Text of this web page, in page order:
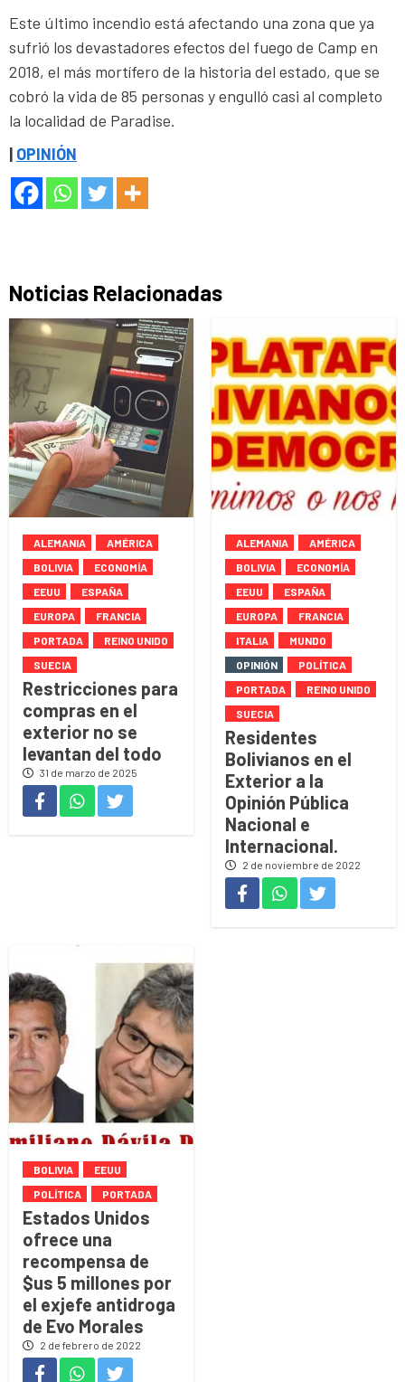
Este último incendio está afectando una zona que ya
sufrió los devastadores efectos del fuego de Camp en
2018, el más mortífero de la historia del estado, que se
cobró la vida de 85 personas y engulló casi al completo
la localidad de Paradise.
| OPINIÓN
Noticias Relacionadas
ALEMANIA
AMÉRICA
BOLIVIA
ECONOMÍA
EEUU
ESPAÑA
EUROPA
FRANCIA
PORTADA
REINO UNIDO
SUECIA
Restricciones para
compras en el
exterior no se
levantan del todo
31 de marzo de 2025
ALEMANIA
AMÉRICA
BOLIVIA
ECONOMÍA
EEUU
ESPAÑA
EUROPA
FRANCIA
ITALIA
MUNDO
OPINIÓN
POLÍTICA
PORTADA
REINO UNIDO
SUECIA
Residentes
Bolivianos en el
Exterior a la
Opinión Pública
Nacional e
Internacional.
2 de noviembre de 2022
BOLIVIA
EEUU
POLÍTICA
PORTADA
Estados Unidos
ofrece una
recompensa de
$us 5 millones por
el exjefe antidroga
de Evo Morales
2 de febrero de 2022